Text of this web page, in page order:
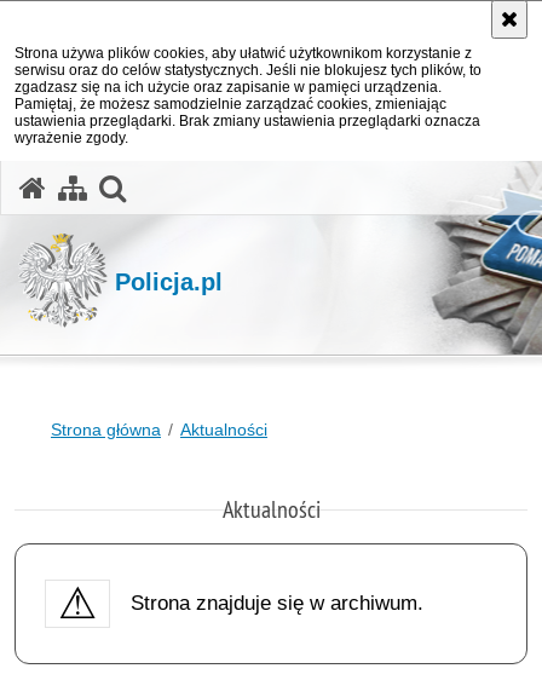
Strona używa plików cookies, aby ułatwić użytkownikom korzystanie z
serwisu oraz do celów statystycznych. Jeśli nie blokujesz tych plików, to
zgadzasz się na ich użycie oraz zapisanie w pamięci urządzenia.
Pamiętaj, że możesz samodzielnie zarządzać cookies, zmieniając
ustawienia przeglądarki. Brak zmiany ustawienia przeglądarki oznacza
wyrażenie zgody.
Policja.pl
Strona główna Aktualności
Aktualności
Strona znajduje się w archiwum.